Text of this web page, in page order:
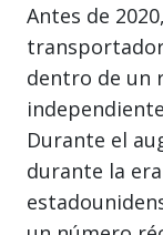
Antes de
dentro de un
Durante el
durante la